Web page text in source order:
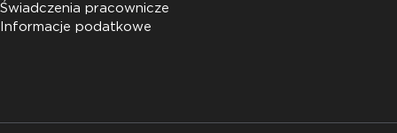
Świadczenia pracownicze
Informacje podatkowe